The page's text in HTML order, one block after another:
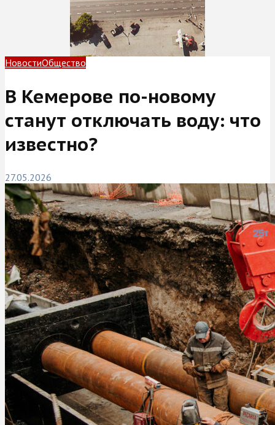
НовостиОбщество
В Кемерове по-новому
станут отключать воду: что
известно?
27.05.2026